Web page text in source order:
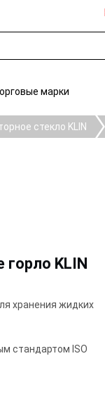
марки
стекло KLIN
KLIN
хранения жидких
стандартом ISO